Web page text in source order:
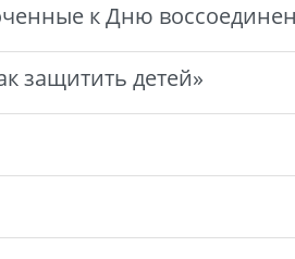
к Дню
защитить детей»